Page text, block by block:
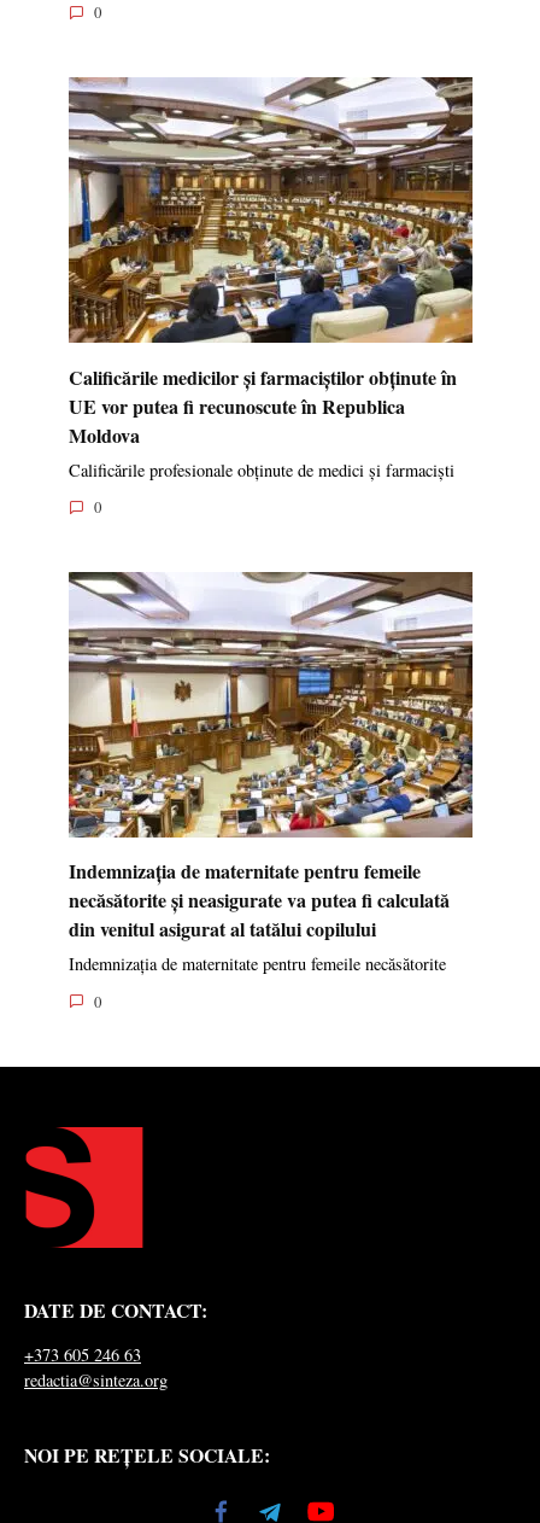
0
Calificările medicilor și farmaciștilor obținute în
UE vor putea fi recunoscute în Republica
Moldova
Calificările profesionale obținute de medici și farmaciști
0
Indemnizația de maternitate pentru femeile
necăsătorite și neasigurate va putea fi calculată
din venitul asigurat al tatălui copilului
Indemnizația de maternitate pentru femeile necăsătorite
0
DATE DE CONTACT:
+373 605 246 63
redactia@sinteza.org
NOI PE REȚELE SOCIALE: